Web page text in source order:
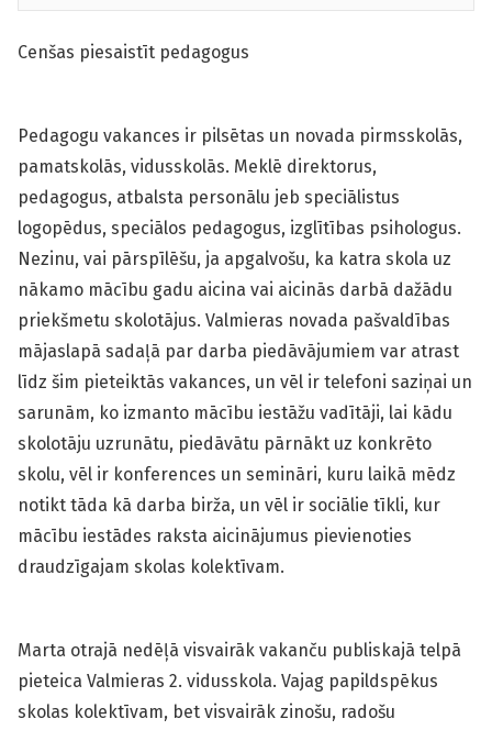
Cenšas piesaistīt pedagogus
Pedagogu vakances ir pilsētas un novada pirmsskolās,
pamatskolās, vidusskolās. Meklē direktorus,
pedagogus, atbalsta personālu jeb speciālistus
logopēdus, speciālos pedagogus, izglītības psihologus.
Nezinu, vai pārspīlēšu, ja apgalvošu, ka katra skola uz
nākamo mācību gadu aicina vai aicinās darbā dažādu
priekšmetu skolotājus. Valmieras novada pašvaldības
mājaslapā sadaļā par darba piedāvājumiem var atrast
līdz šim pieteiktās vakances, un vēl ir telefoni saziņai un
sarunām, ko izmanto mācību iestāžu vadītāji, lai kādu
skolotāju uzrunātu, piedāvātu pārnākt uz konkrēto
skolu, vēl ir konferences un semināri, kuru laikā mēdz
notikt tāda kā darba birža, un vēl ir sociālie tīkli, kur
mācību iestādes raksta aicinājumus pievienoties
draudzīgajam skolas kolektīvam.
Marta otrajā nedēļā visvairāk vakanču publiskajā telpā
pieteica Valmieras 2. vidusskola. Vajag papildspēkus
skolas kolektīvam, bet visvairāk zinošu, radošu